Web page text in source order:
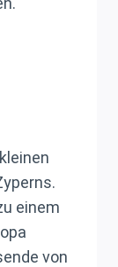
einem
von